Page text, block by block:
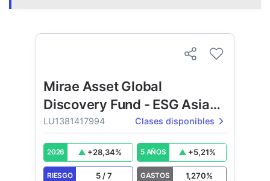
Mirae Asset Global
Discovery Fund - ESG Asia
Sector Leader Equity Fund
LU1381417994 Clases disponibles
2026 +28,34% 5 AÑOS +5,21%
RIESGO 5 /7 GASTOS 1,270%